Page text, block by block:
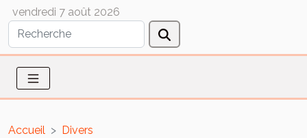
vendredi 7 août 2026
Accueil
Divers